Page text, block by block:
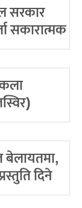
सरकार
सकारात्मक
बेलायतमा,
दिने